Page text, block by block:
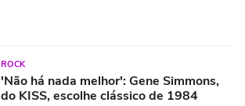
ROCK
'Não há nada melhor': Gene Simmons,
do KISS, escolhe clássico de 1984